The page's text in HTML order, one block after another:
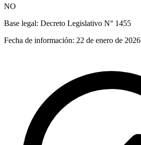
NO
Base legal: Decreto Legislativo N° 1455
Fecha de información: 22 de enero de 2026